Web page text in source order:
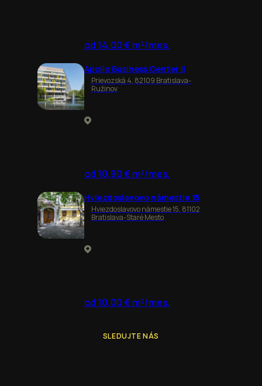
od 14,00 € m²/mes.
Apollo Business Center II
Prievozská 4, 82109 Bratislava-
Ružinov
od 10,90 € m²/mes.
Hviezdoslavovo námestie 15
Hviezdoslavovo námestie 15, 81102
Bratislava-Staré Mesto
od 10,00 € m²/mes.
SLEDUJTE NÁS